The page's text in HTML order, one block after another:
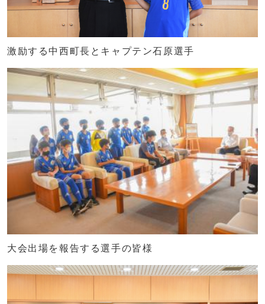
激励する中西町長とキャプテン石原選手
大会出場を報告する選手の皆様